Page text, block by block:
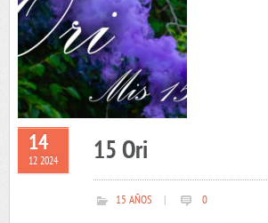
14
12 2024 15 Ori
15 AÑOS 0